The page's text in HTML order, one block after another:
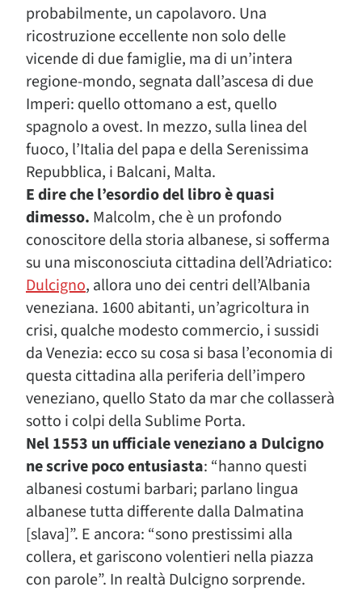
probabilmente, un capolavoro. Una
ricostruzione eccellente non solo delle
vicende di due famiglie, ma di un’intera
regione-mondo, segnata dall’ascesa di due
Imperi: quello ottomano a est, quello
spagnolo a ovest. In mezzo, sulla linea del
fuoco, l’Italia del papa e della Serenissima
Repubblica, i Balcani, Malta.
E dire che l’esordio del libro è quasi
dimesso. Malcolm, che è un profondo
conoscitore della storia albanese, si sofferma
su una misconosciuta cittadina dell’Adriatico:
Dulcigno, allora uno dei centri dell’Albania
veneziana. 1600 abitanti, un’agricoltura in
crisi, qualche modesto commercio, i sussidi
da Venezia: ecco su cosa si basa l’economia di
questa cittadina alla periferia dell’impero
veneziano, quello Stato da mar che collasserà
sotto i colpi della Sublime Porta.
Nel 1553 un ufficiale veneziano a Dulcigno
ne scrive poco entusiasta: “hanno questi
albanesi costumi barbari; parlano lingua
albanese tutta differente dalla Dalmatina
[slava]”. E ancora: “sono prestissimi alla
collera, et gariscono volentieri nella piazza
con parole”. In realtà Dulcigno sorprende.